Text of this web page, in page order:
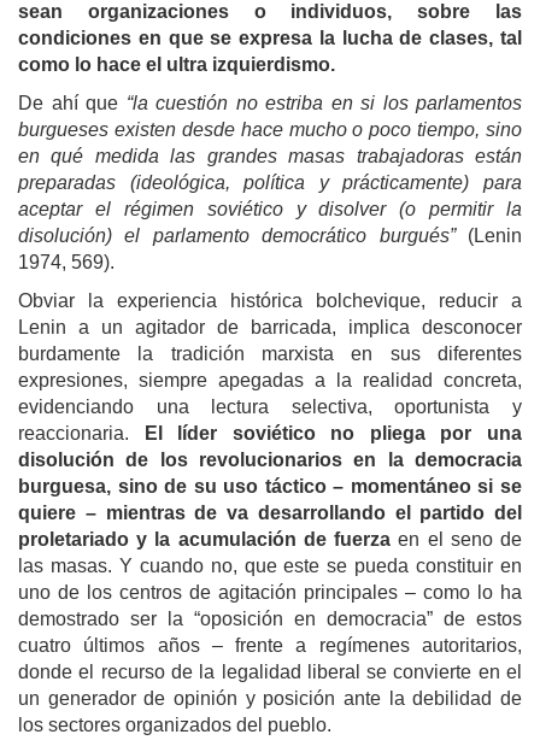
sean organizaciones o individuos, sobre las
condiciones en que se expresa la lucha de clases, tal
como lo hace el ultra izquierdismo.
De ahí que “la cuestión no estriba en si los parlamentos
burgueses existen desde hace mucho o poco tiempo, sino
en qué medida las grandes masas trabajadoras están
preparadas (ideológica, política y prácticamente) para
aceptar el régimen soviético y disolver (o permitir la
disolución) el parlamento democrático burgués”(Lenin
1974, 569).
Obviar la experiencia histórica bolchevique, reducir a
Lenin a un agitador de barricada, implica desconocer
burdamente la tradición marxista en sus diferentes
expresiones, siempre apegadas a la realidad concreta,
evidenciando una lectura selectiva, oportunista y
reaccionaria.
El líder soviético no pliega por una
disolución de los revolucionarios en la democracia
burguesa, sino de su uso táctico – momentáneo si se
quiere – mientras de va desarrollando el partido del
proletariado y la acumulación de fuerza en el seno de
las masas. Y cuando no, que este se pueda constituir en
uno de los centros de agitación principales – como lo ha
demostrado ser la “oposición en democracia” de estos
cuatro últimos años – frente a regímenes autoritarios,
donde el recurso de la legalidad liberal se convierte en el
un generador de opinión y posición ante la debilidad de
los sectores organizados del pueblo.